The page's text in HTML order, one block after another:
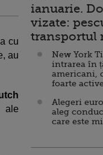
cu
au
ale
ianuarie.
vizate:
transportul
New York
intrarea în
americani,
foarte
Alegeri
aleg
care este